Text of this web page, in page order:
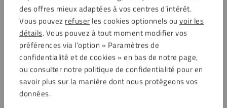
des offres mieux adaptées à vos centres d’intérêt.
Vous pouvez refuser les cookies optionnels ou voir les
détails. Vous pouvez à tout moment modifier vos
préférences via l’option « Paramètres de
confidentialité et de cookies » en bas de notre page,
ou consulter notre politique de confidentialité pour en
savoir plus sur la manière dont nous protégeons vos
données.